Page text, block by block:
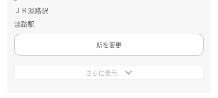
ＪＲ淡路駅
淡路駅
駅を変更
さらに表示